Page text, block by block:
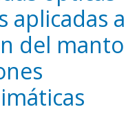
aplicadas a
del manto